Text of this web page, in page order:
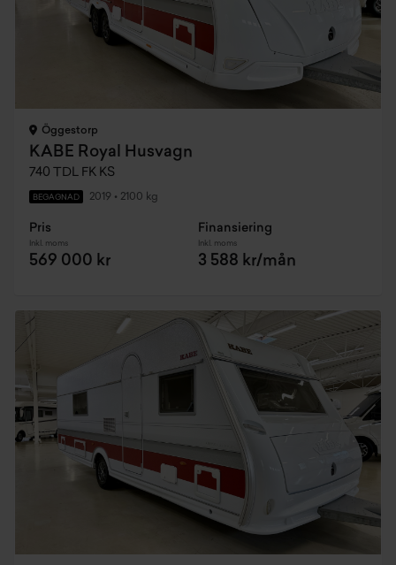
Öggestorp
KABE Royal Husvagn
740 TDL FK KS
BEGAGNAD 2019 • 2100 kg
Pris
Inkl. moms
569 000 kr
Finansiering
Inkl. moms
3 588 kr/mån